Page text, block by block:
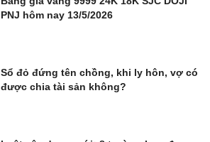
PNJ hôm nay 13/5/2026
Sổ đỏ đứng tên chồng, khi ly hôn, vợ có
được chia tài sản không?